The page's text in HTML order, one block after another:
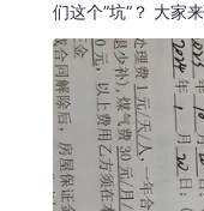
们这个”坑“？ 大家来